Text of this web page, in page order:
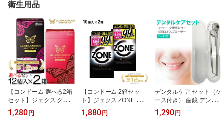
衛生用品
【コンドーム 選べる2箱
セット】ジェクス グラマ
ラスバタフライ(ホット 1
000・モイスト 1000)各1
1,280 円
【コンドーム 2箱セッ
ト】ジェクス ZONE ゾー
ン 10個入り 2箱
1,880 円
デンタルケア セット（ケ
ース付き） 歯鏡 デンタ
ルミラー 両頭エキスプロ
ーラー 探針 スケーラー
1,290 円